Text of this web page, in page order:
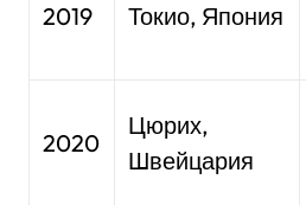
2019 Токио, Япония
2020
Цюрих,
Швейцария